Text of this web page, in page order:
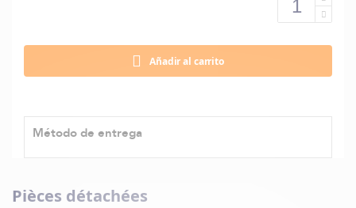
Añadir al carrito
Método de entrega
Pièces détachées